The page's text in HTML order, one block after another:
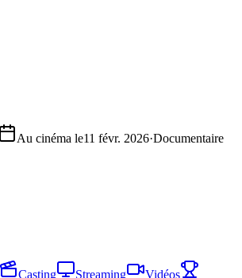
Au cinéma le11 févr. 2026·Documentaire
Casting Streaming
Vidéos